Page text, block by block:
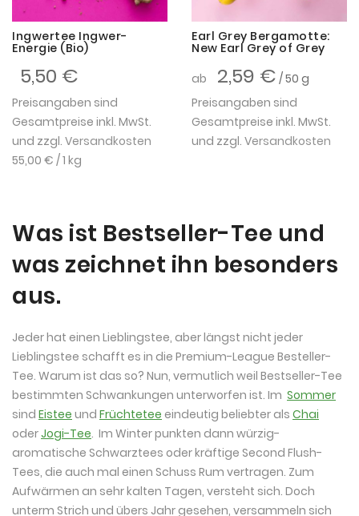
Ingwertee Ingwer-
Energie (Bio)
5,50 €
Preisangaben sind
Gesamtpreise inkl. MwSt.
und zzgl. Versandkosten
55,00 € / 1 kg
Earl Grey Bergamotte:
New Earl Grey of Grey
ab
2,59 € / 50 g
Preisangaben sind
Gesamtpreise inkl. MwSt.
und zzgl. Versandkosten
Was ist Bestseller-Tee und
was zeichnet ihn besonders
aus.
Jeder hat einen Lieblingstee, aber längst nicht jeder
Lieblingstee schafft es in die Premium-League Besteller-
Tee. Warum ist das so? Nun, vermutlich weil Bestseller-Tee
bestimmten Schwankungen unterworfen ist. Im Sommer
sind Eistee und Früchtetee eindeutig beliebter als Chai
oderJogi-Tee. Im Winter punkten dann würzig-
aromatische Schwarztees oder kräftige Second Flush-
Tees, die auch mal einen Schuss Rum vertragen. Zum
Aufwärmen an sehr kalten Tagen, versteht sich. Doch
unterm Strich und übers Jahr gesehen, versammeln sich